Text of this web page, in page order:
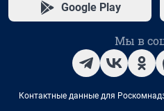
Google Play
Мы в
Контактные данные для